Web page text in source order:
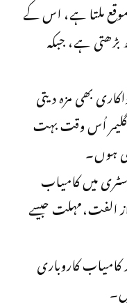
ملتا ہے، اس کے
بڑھتی ہے، جبکہ
بھی مزہ دیتی
اُس وقت بہت
ہوں۔
میں کامیاب
الفت،مہلت جیسے
کامیاب کاروباری